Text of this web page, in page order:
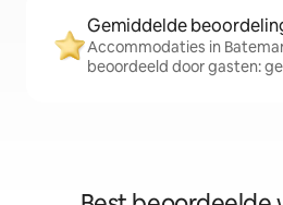
Gemiddelde
Accommodaties in
beoordeeld door gasten: